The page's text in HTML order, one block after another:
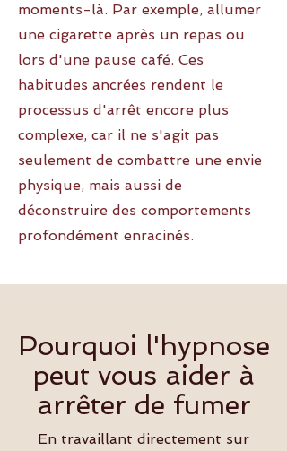
moments-là. Par exemple, allumer
une cigarette après un repas ou
lors d'une pause café. Ces
habitudes ancrées rendent le
processus d'arrêt encore plus
complexe, car il ne s'agit pas
seulement de combattre une envie
physique, mais aussi de
déconstruire des comportements
profondément enracinés.
Pourquoi l'hypnose
peut vous aider à
arrêter de fumer
En travaillant directement sur